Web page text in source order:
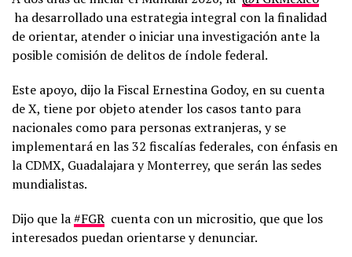
ha desarrollado una estrategia integral con la finalidad
de orientar, atender o iniciar una investigación ante la
posible comisión de delitos de índole federal.
Este apoyo, dijo la Fiscal Ernestina Godoy, en su cuenta
de X, tiene por objeto atender los casos tanto para
nacionales como para personas extranjeras, y se
implementará en las 32 fiscalías federales, con énfasis en
la CDMX, Guadalajara y Monterrey, que serán las sedes
mundialistas.
Dijo que la#FGR cuenta con un micrositio, que que los
interesados puedan orientarse y denunciar.